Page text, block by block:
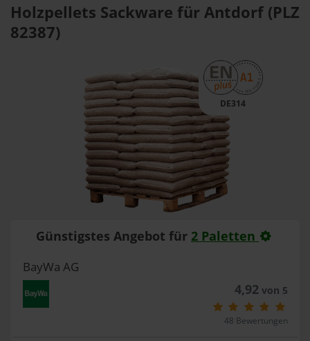
Holzpellets Sackware für Antdorf (PLZ
82387)
DE314
Günstigstes Angebot für 2 Paletten
BayWa AG
4,92von 5
48 Bewertungen